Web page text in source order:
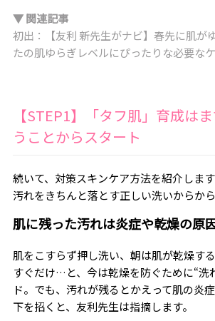
▼ 関連記事
初出：【友利 新先生がナビ】春先に肌が
たの肌ゆらぎレベルにぴったりな必要な
【STEP1】「タフ肌」育成は
うことからスタート
続いて、対策スキンケア方法を紹介しま
汚れをきちんと落とす正しい洗いからか
肌に残った汚れは炎症や乾燥の原
肌をこすらず押し洗い、朝は肌が乾燥す
すぐだけ…と、今は乾燥を防ぐために“洗
ド。でも、汚れが残るとかえって肌の炎
下を招くと、友利先生は指摘します。